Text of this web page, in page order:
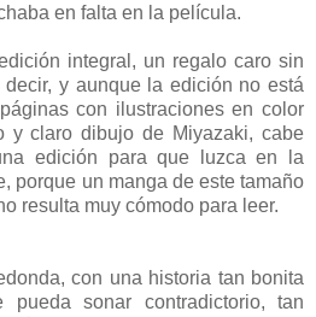
en falta en la película.
integral, un regalo caro sin
y aunque la edición no está
con ilustraciones en color
y claro dibujo de Miyazaki, cabe
edición para que luzca en la
porque un manga de este tamaño
resulta muy cómodo para leer.
con una historia tan bonita
pueda sonar contradictorio, tan